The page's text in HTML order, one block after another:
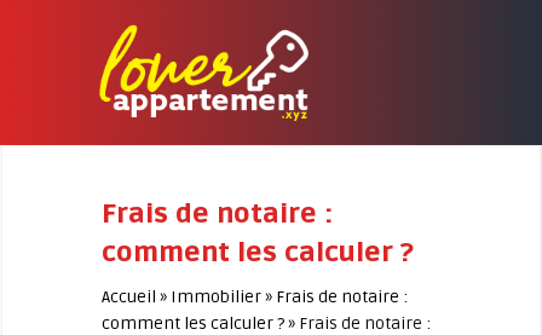
Frais de notaire :
comment les calculer ?
Accueil » Immobilier» Frais de notaire :
comment les calculer ?» Frais de notaire :